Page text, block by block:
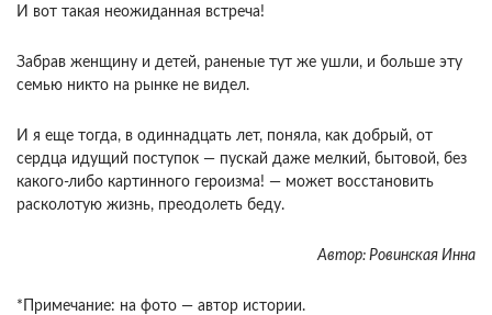
И вот такая неожиданная встреча!
Забрав женщину и детей, раненые тут же ушли, и больше эту
семью никто на рынке не видел.
И я еще тогда, в одиннадцать лет, поняла, как добрый, от
сердца идущий поступок — пускай даже мелкий, бытовой, без
какого-либо картинного героизма! — может восстановить
расколотую жизнь, преодолеть беду.
Автор: Ровинская Инна
*Примечание: на фото — автор истории.